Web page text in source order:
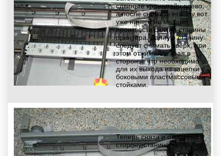
сдвиньте кронштейн влево,
а после снимите его. Ну вот
уже ничего не мешает
произвести снятие станины
принтера. Данную станину
следует снимать вверх, при
этом отжимайте края в
стороны, что необходимо
для их выхода из зацепки с
боковыми пластмассовыми
стойками.
Теперь снята и отложена в
сторону станина.